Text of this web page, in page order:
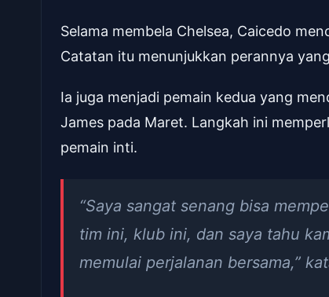
Selama membela Chelsea, Caicedo
Catatan itu menunjukkan perannya
Ia juga menjadi pemain kedua yang
James pada Maret. Langkah ini
pemain inti.
“Saya sangat senang bisa
tim ini, klub ini, dan saya tahu
memulai perjalanan bersama,”